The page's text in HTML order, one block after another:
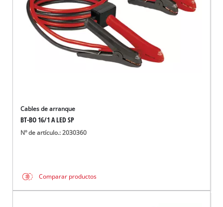
Cables de arranque
BT-BO 16/1 A LED SP
Nº de artículo.: 2030360
Comparar productos